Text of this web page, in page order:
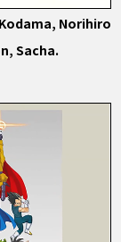
Norihiro
Sacha.